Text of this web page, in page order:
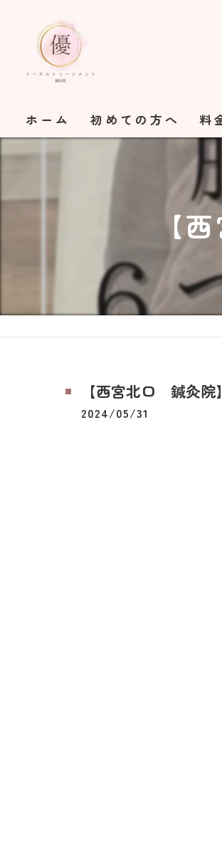
ホーム 初めての方へ 料
【
【西宮北口 鍼灸院
2024/05/31